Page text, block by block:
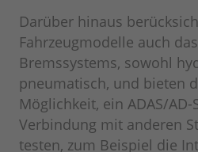
Darüber hinaus
Fahrzeugmodelle auch
Bremssystems, sowohl
pneumatisch, und bieten
Möglichkeit, ein ADAS/
Verbindung mit anderen
testen, zum Beispiel die